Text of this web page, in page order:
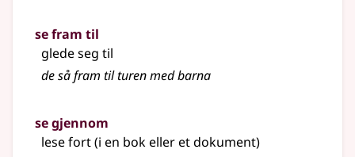
se fram til
glede seg til
de så fram til turen med barna
se gjennom
lese fort (i en bok eller et dokument)